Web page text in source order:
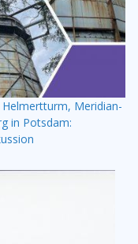
Meridian-
in Potsdam: